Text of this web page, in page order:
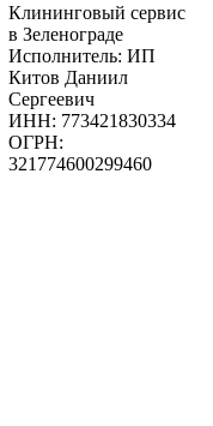
Клининговый сервис
в Зеленограде
Исполнитель: ИП
Китов Даниил
Сергеевич
ИНН: 773421830334
ОГРН:
321774600299460